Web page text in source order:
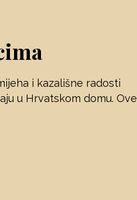
i kazališne radosti
u Hrvatskom domu. Ove